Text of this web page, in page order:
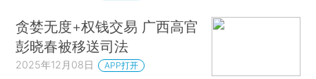
贪婪无度+权钱交易 广西高官
彭晓春被移送司法
2025年12月08日 APP打开